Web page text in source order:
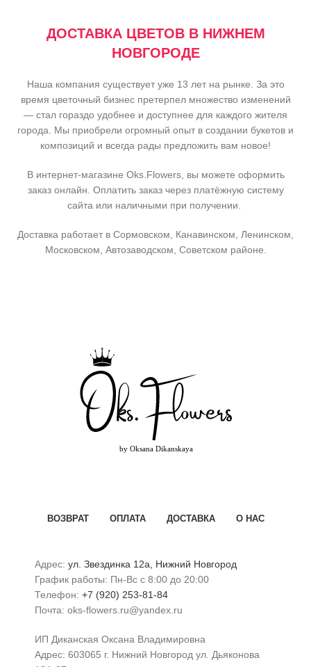
ДОСТАВКА ЦВЕТОВ В НИЖНЕМ
НОВГОРОДЕ
Наша компания существует уже 13 лет на рынке. За это
время цветочный бизнес претерпел множество изменений
— стал гораздо удобнее и доступнее для каждого жителя
города. Мы приобрели огромный опыт в создании букетов и
композиций и всегда рады предложить вам новое!
В интернет-магазине Oks.Flowers, вы можете оформить
заказ онлайн. Оплатить заказ через платёжную систему
сайта или наличными при получении.
Доставка работает в Сормовском, Канавинском, Ленинском,
Московском, Автозаводском, Советском районе.
ВОЗВРАТ ОПЛАТА ДОСТАВКА О НАС
Адрес: ул. Звездинка 12а, Нижний Новгород
График работы: Пн-Вс с 8:00 до 20:00
Телефон: +7 (920) 253-81-84
Почта: oks-flowers.ru@yandex.ru
ИП Диканская Оксана Владимировна
Адрес: 603065 г. Нижний Новгород ул. Дьяконова